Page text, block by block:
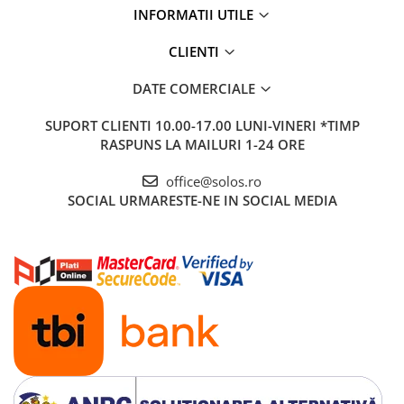
Robinete masina de spalat
INFORMATII UTILE
CLIENTI
DATE COMERCIALE
SUPORT CLIENTI 10.00-17.00 LUNI-VINERI *TIMP
RASPUNS LA MAILURI 1-24 ORE
office@solos.ro
SOCIAL URMARESTE-NE IN SOCIAL MEDIA